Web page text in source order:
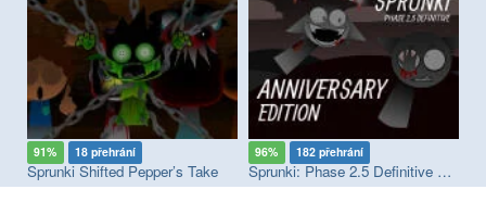
91% 18 přehrání
Sprunki Shifted Pepper’s Take
96% 182 přehrání
Sprunki: Phase 2.5 Definitive Edition